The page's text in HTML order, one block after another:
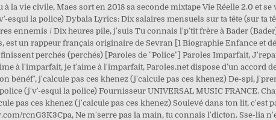
la vie civile, Maes sort en 2018 sa seconde mixtape Vie Réelle 2.0 et
la police) Dybala Lyrics: Dix salaires mensuels sur ta tête (sur ta
ennemis / Dix heures pile, j'suis Tu connais l'p'tit frère à Bader
est un rappeur français originaire de Sevran [1 Biographie Enfance et
perchés (perchés) [Paroles de "Police"] Paroles Imparfait,
à l'imparfait, je t'aime à l'imparfait, Paroles.net dispose d’un accord
bénéf', j'calcule pas ces khenez (j'calcule pas ces khenez) De-spi,
(j'v'-esqui la police) Fournisseur UNIVERSAL MUSIC FRANCE.
pas ces khenez (j'calcule pas ces khenez) Soulevé dans ton lit, c'est
rcnG3K3Cpa, Ne m'serre pas la main, tu connais l'dicton. Sse-lia